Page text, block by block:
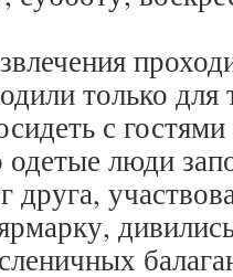
только
с
люди
друга,